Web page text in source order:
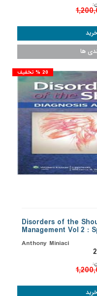
20 % تخفیف
Disorders of the
Management Vol 2 :
Anthony Miniaci